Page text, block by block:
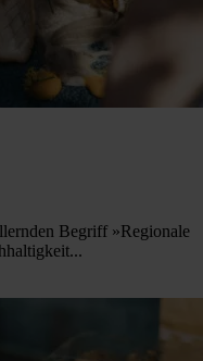
Begriff »Regionale